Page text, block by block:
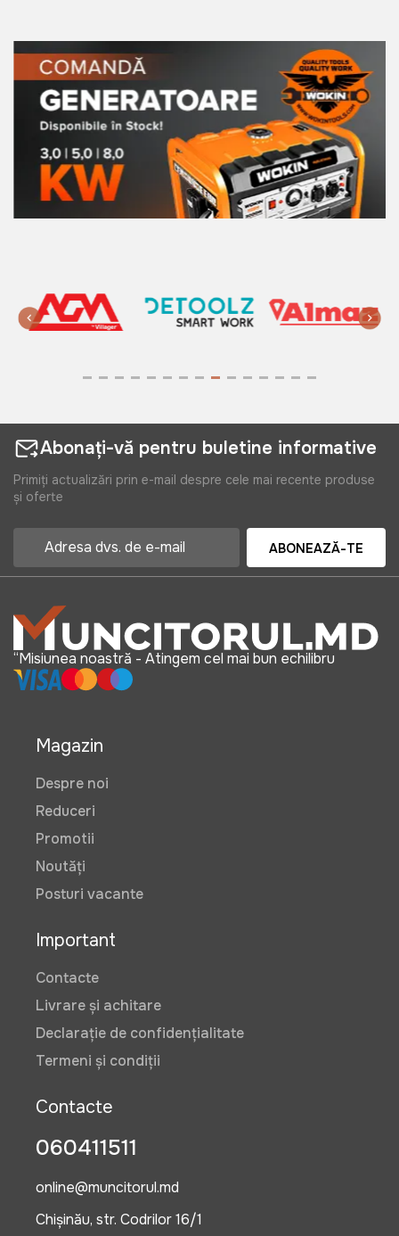
Abonați-vă pentru buletine informative
Primiți actualizări prin e-mail despre cele mai recente produse
și oferte
ABONEAZĂ-TE
“Misiunea noastră - Atingem cel mai bun echilibru
Magazin
Despre noi
Reduceri
Promotii
Noutăți
Posturi vacante
Important
Contacte
Livrare și achitare
Declarație de confidențialitate
Termeni și condiții
Contacte
060411511
online@muncitorul.md
Chișinău, str. Codrilor 16/1